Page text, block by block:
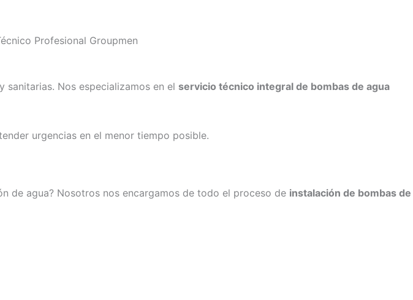
Profesional Groupmen
sanitarias. Nos especializamos en el servicio técnico integral de bombas de agua
urgencias en el menor tiempo posible.
de agua? Nosotros nos encargamos de todo el proceso de instalación de bombas de